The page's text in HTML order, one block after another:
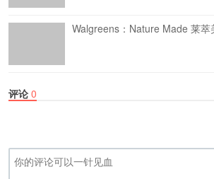
Walgreens：Nature Made 莱
评论 0